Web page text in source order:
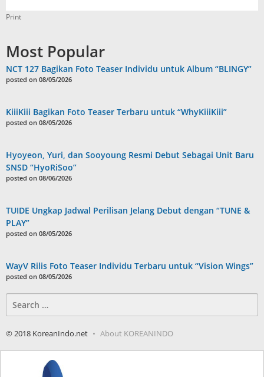
Print
Most Popular
NCT 127 Bagikan Foto Teaser Individu untuk Album “BLINGY”
posted on 08/05/2026
KiiiKiii Bagikan Foto Teaser Terbaru untuk “WhyKiiiKiii”
posted on 08/05/2026
Hyoyeon, Yuri, dan Sooyoung Resmi Debut Sebagai Unit Baru
SNSD “HyoRiSoo”
posted on 08/06/2026
TUIDE Ungkap Jadwal Perilisan Jelang Debut dengan “TUNE &
PLAY”
posted on 08/05/2026
WayV Rilis Foto Teaser Individu Terbaru untuk “Vision Wings”
posted on 08/05/2026
for:
© 2018 KoreanIndo.net About KOREANINDO